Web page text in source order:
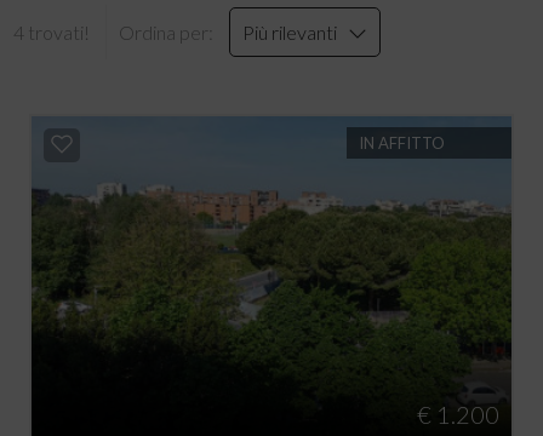
4 trovati! Ordina per: Più rilevanti
IN AFFITTO
€ 1.200